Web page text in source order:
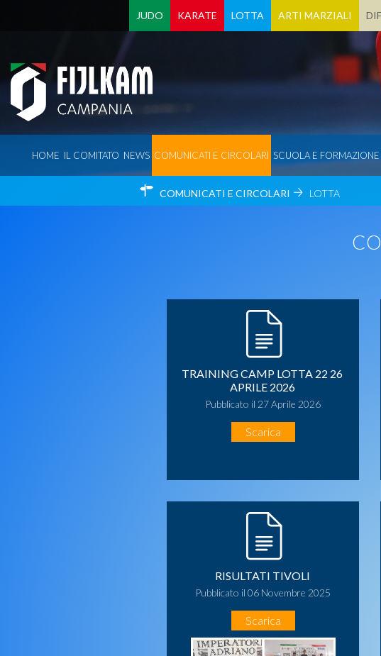
JUDO KARATE LOTTA ARTI MARZIALI
HOME IL COMITATO NEWS COMUNICATI E CIRCOLARI SCUOLA E FORMAZIONE
COMUNICATI E CIRCOLARI LOTTA
TRAINING CAMP LOTTA 22 26
APRILE 2026
Pubblicato il 27 Aprile 2026
Scarica
RISULTATI TIVOLI
Pubblicato il 06 Novembre 2025
Scarica